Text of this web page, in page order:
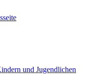
und Jugendlichen